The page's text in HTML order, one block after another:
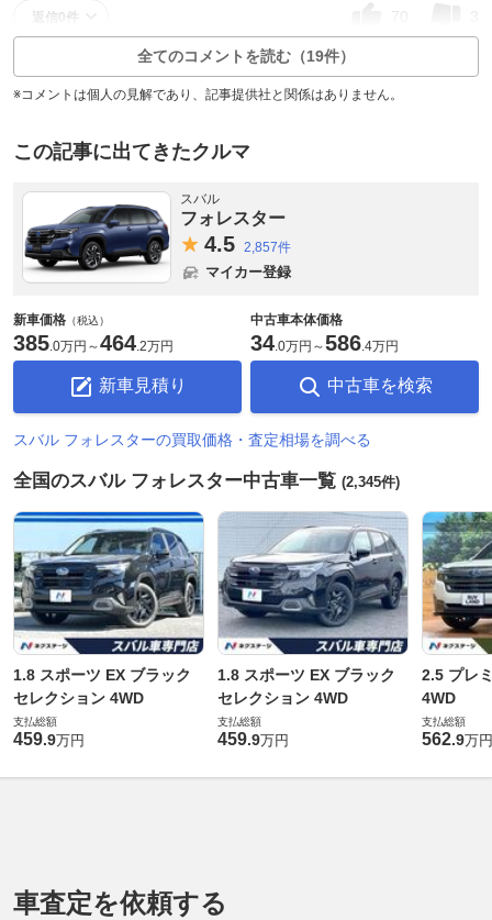
返信0件 70
全てのコメントを読む（19件）
※コメントは個人の見解であり、記事提供社と関係はありません。
この記事に出てきたクルマ
スバル
フォレスター
4.5 2,857件
マイカー登録
新車価格 （税込）
385.0万円 ～464.2万円
新車見積り
中古車本体価格
34.0万円 ～586.4万円
中古車を検索
スバル フォレスターの買取価格・査定相場を調べる
全国のスバル フォレスター中古車一覧 (2,345件)
1.8 スポーツ EX ブラック
セレクション 4WD
支払総額
459.9万円
1.8 スポーツ EX ブラック
セレクション 4WD
支払総額
459.9万円
2.5 プレ
4WD
支払総額
562.9万円
車査定を依頼する